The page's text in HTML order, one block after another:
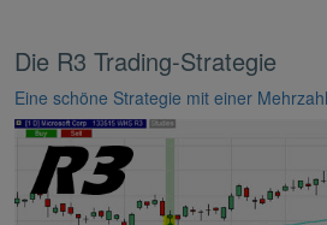
Die R3 Trading-Strategie
Eine schöne Strategie mit einer